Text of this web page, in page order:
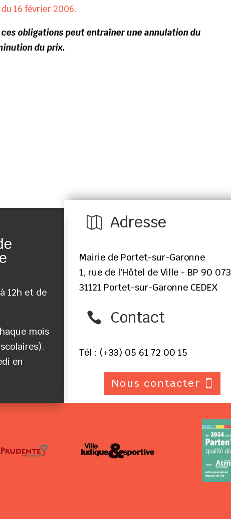
16 février 2006.
obligations peut entraîner une annulation du
du prix.
12h et de
mois
en
 Adresse
Mairie de Portet-sur-Garonne
1, rue de l'Hôtel de Ville - BP 90 073
31121 Portet-sur-Garonne CEDEX
 Contact
Tél : (+33) 05 61 72 00 15
Nous contacter